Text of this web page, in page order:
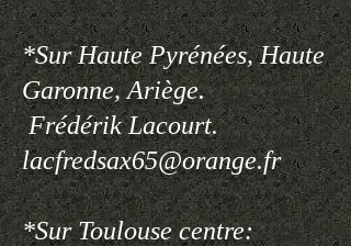
*Sur Haute Pyrénées, Haute
Garonne, Ariège.
Frédérik Lacourt.
lacfredsax65@orange.fr
*Sur Toulouse centre: